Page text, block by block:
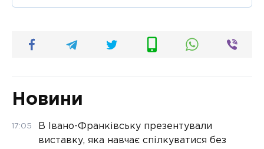
Новини
17:05
В Івано-Франківську презентували
виставку, яка навчає спілкуватися без